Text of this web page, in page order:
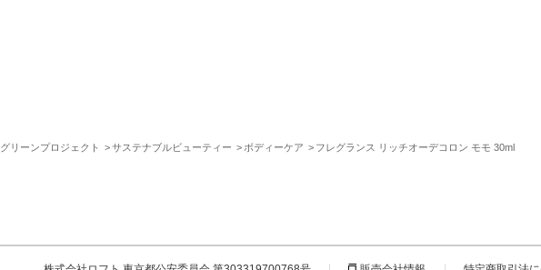
グリーンプロジェクト サステナブルビューティー ボディーケア フレグランス リッチオーデコロン モモ 30ml